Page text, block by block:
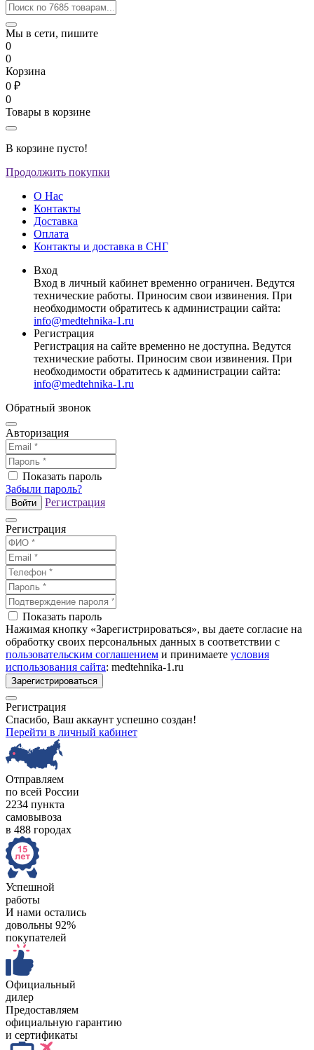
Мы в сети, пишите
0
0
Корзина
0 ₽
0
Товары в корзине
В корзине пусто!
Продолжить покупки
О Нас
Контакты
Доставка
Оплата
Контакты и доставка в СНГ
Вход
Вход в личный кабинет временно ограничен. Ведутся
технические работы. Приносим свои извинения. При
необходимости обратитесь к администрации сайта:
info@medtehnika-1.ru
Регистрация
Регистрация на сайте временно не доступна. Ведутся
технические работы. Приносим свои извинения. При
необходимости обратитесь к администрации сайта:
info@medtehnika-1.ru
Обратный звонок
Авторизация
Показать пароль
Забыли пароль?
Войти Регистрация
Регистрация
Показать пароль
Нажимая кнопку «Зарегистрироваться», вы даете согласие на
обработку своих персональных данных в соответствии с
пользовательским соглашением и принимаете условия
использования сайта: medtehnika-1.ru
Зарегистрироваться
Регистрация
Спасибо, Ваш аккаунт успешно создан!
Перейти в личный кабинет
Отправляем
по всей России
2234 пункта
самовывоза
в 488 городах
Успешной
работы
И нами остались
довольны 92%
покупателей
Официальный
дилер
Предоставляем
официальную гарантию
и сертификаты